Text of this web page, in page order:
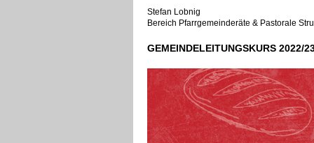
Stefan Lobnig
Bereich Pfarrgemeinderäte & Pastorale
GEMEINDELEITUNGSKURS 2022/